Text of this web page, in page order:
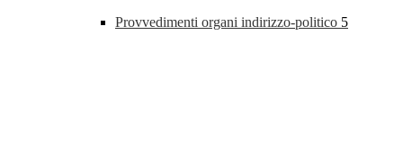
Provvedimenti organi indirizzo-politico 5